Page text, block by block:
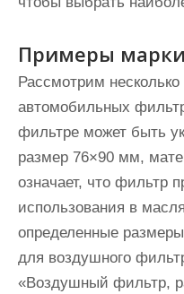
Примеры
Рассмотрим
автомобильных
фильтре может быть
размер 76×90 мм,
означает, что фильтр
использования в
определенные
для воздушного
«Воздушный фильтр,